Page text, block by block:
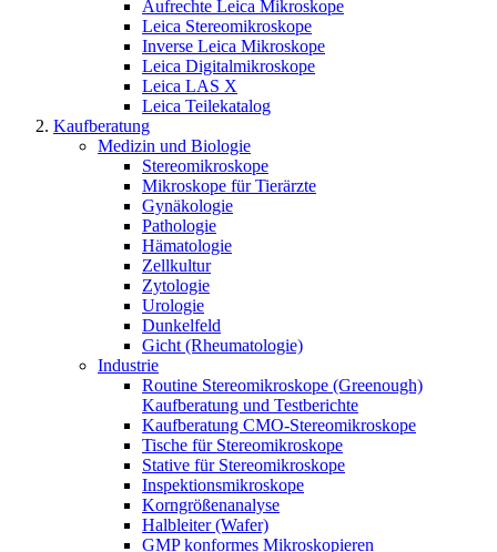
Aufrechte Leica Mikroskope
Leica Stereomikroskope
Inverse Leica Mikroskope
Leica Digitalmikroskope
Leica LAS X
Leica Teilekatalog
Kaufberatung
Medizin und Biologie
Stereomikroskope
Mikroskope für Tierärzte
Gynäkologie
Pathologie
Hämatologie
Zellkultur
Zytologie
Urologie
Dunkelfeld
Gicht (Rheumatologie)
Industrie
Routine Stereomikroskope (Greenough)
Kaufberatung und Testberichte
Kaufberatung CMO-Stereomikroskope
Tische für Stereomikroskope
Stative für Stereomikroskope
Inspektionsmikroskope
Korngrößenanalyse
Halbleiter (Wafer)
GMP konformes Mikroskopieren